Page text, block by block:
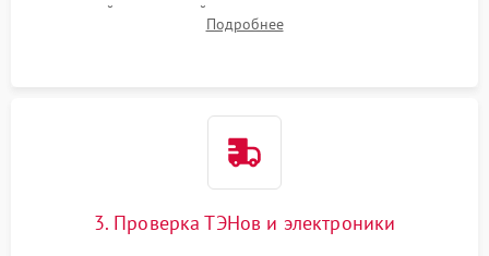
задней или верхней панели для прямого доступа к
нагревательным элементам, плате и вентиляторам.
Подробнее
3. Проверка ТЭНов и электроники